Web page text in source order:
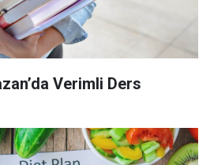
Verimli Ders